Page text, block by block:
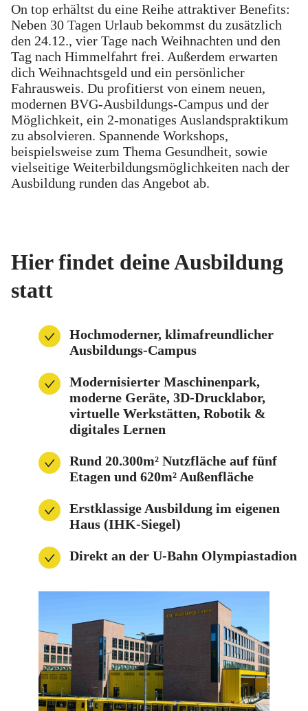
On top erhältst du eine Reihe attraktiver Benefits:
Neben 30 Tagen Urlaub bekommst du zusätzlich
den 24.12., vier Tage nach Weihnachten und den
Tag nach Himmelfahrt frei. Außerdem erwarten
dich Weihnachtsgeld und ein persönlicher
Fahrausweis. Du profitierst von einem neuen,
modernen BVG-Ausbildungs-Campus und der
Möglichkeit, ein 2-monatiges Auslandspraktikum
zu absolvieren. Spannende Workshops,
beispielsweise zum Thema Gesundheit, sowie
vielseitige Weiterbildungsmöglichkeiten nach der
Ausbildung runden das Angebot ab.
Hier findet deine Ausbildung
statt
Hochmoderner, klimafreundlicher
Ausbildungs-Campus
Modernisierter Maschinenpark,
moderne Geräte, 3D-Drucklabor,
virtuelle Werkstätten, Robotik &
digitales Lernen
Rund 20.300m² Nutzfläche auf fünf
Etagen und 620m² Außenfläche
Erstklassige Ausbildung im eigenen
Haus (IHK-Siegel)
Direkt an der U-Bahn Olympiastadion